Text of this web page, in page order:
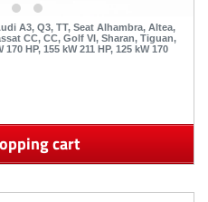
A3, Q3, TT, Seat Alhambra, Altea,
CC, CC, Golf VI, Sharan, Tiguan,
HP, 155 kW 211 HP, 125 kW 170
cart